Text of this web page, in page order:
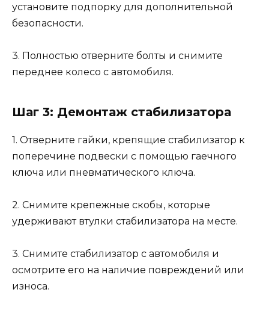
установите подпорку для дополнительной
безопасности.
3. Полностью отверните болты и снимите
переднее колесо с автомобиля.
Шаг 3: Демонтаж стабилизатора
1. Отверните гайки, крепящие стабилизатор к
поперечине подвески с помощью гаечного
ключа или пневматического ключа.
2. Снимите крепежные скобы, которые
удерживают втулки стабилизатора на месте.
3. Снимите стабилизатор с автомобиля и
осмотрите его на наличие повреждений или
износа.